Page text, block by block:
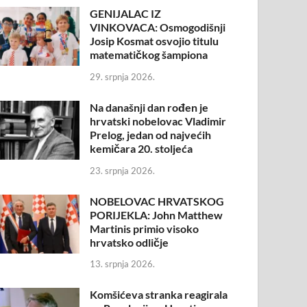
GENIJALAC IZ
VINKOVACA: Osmogodišnji
Josip Kosmat osvojio titulu
matematičkog šampiona
29. srpnja 2026.
Na današnji dan rođen je
hrvatski nobelovac Vladimir
Prelog, jedan od najvećih
kemičara 20. stoljeća
23. srpnja 2026.
NOBELOVAC HRVATSKOG
PORIJEKLA: John Matthew
Martinis primio visoko
hrvatsko odličje
13. srpnja 2026.
Komšićeva stranka reagirala